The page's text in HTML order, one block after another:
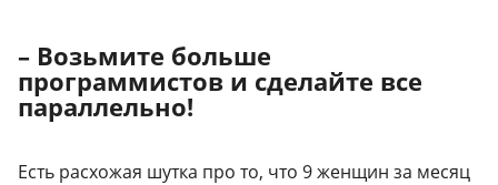
– Возьмите больше
программистов и сделайте все
параллельно!
Есть расхожая шутка про то, что 9 женщин за месяц